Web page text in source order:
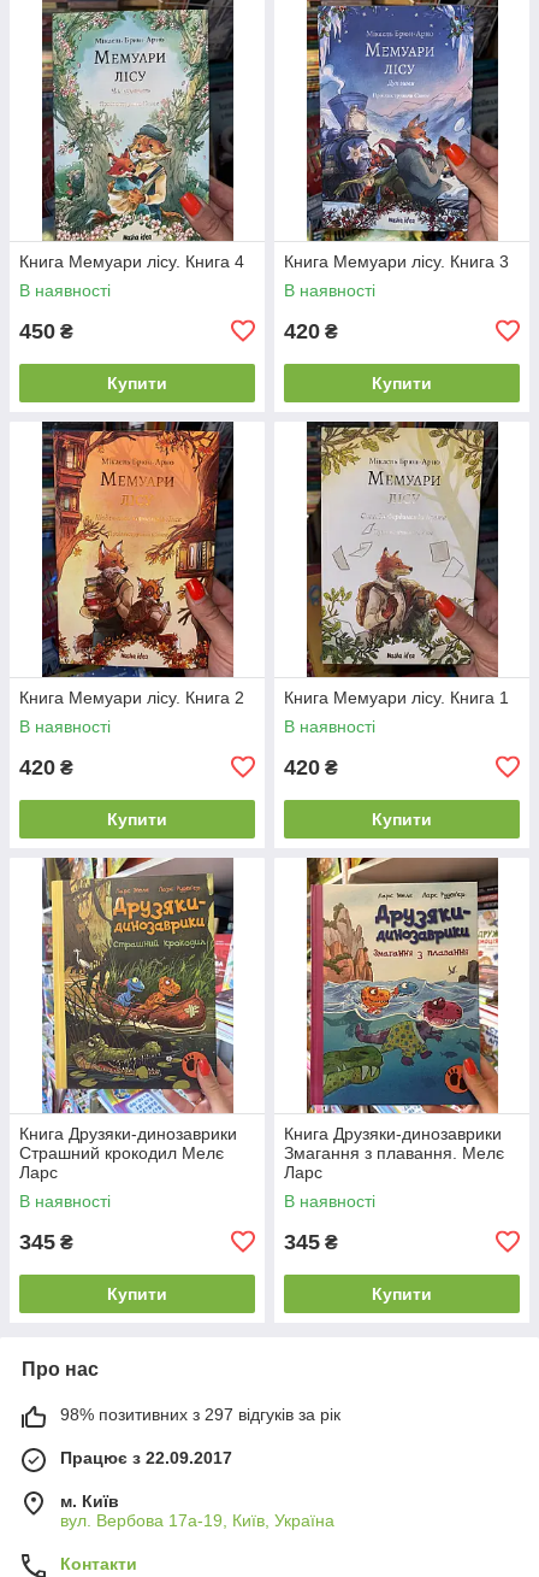
Книга Мемуари лісу. Книга 4
В наявності
450 ₴
Купити
Книга Мемуари лісу. Книга 3
В наявності
420 ₴
Купити
Книга Мемуари лісу. Книга 2
В наявності
420 ₴
Купити
Книга Мемуари лісу. Книга 1
В наявності
420 ₴
Купити
Книга Друзяки-динозаврики
Страшний крокодил Мелє
Ларс
В наявності
345 ₴
Купити
Книга Друзяки-динозаврики
Змагання з плавання. Мелє
Ларс
В наявності
345 ₴
Купити
Про нас
98% позитивних з 297 відгуків за рік
Працює з 22.09.2017
м. Київ
вул. Вербова 17а-19, Київ, Україна
Контакти